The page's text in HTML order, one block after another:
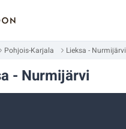
Pohjois-Karjala Lieksa - Nurmijärvi
- Nurmijärvi